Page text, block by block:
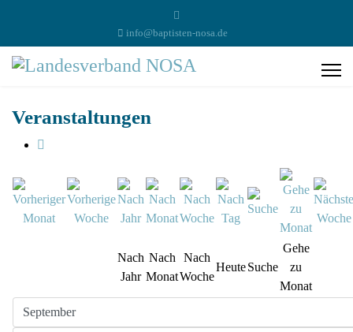
info@baptisten-nosa.de
Veranstaltungen
Nach
Jahr
Nach
Monat
Nach
Woche
HeuteSuche
Gehe
zu
Monat